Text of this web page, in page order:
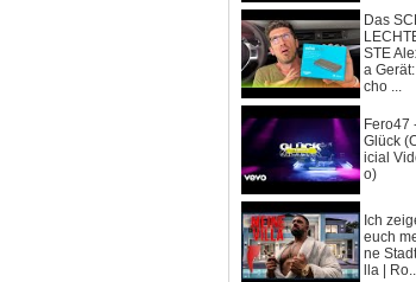
Das
STE
a
cho ...
Fero47
Glück
icial
o)
Ich
euch
ne
lla |